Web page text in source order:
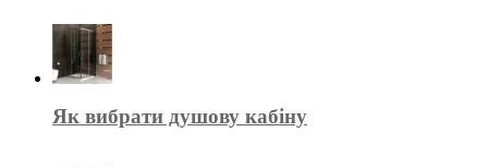
Як вибрати душову кабіну